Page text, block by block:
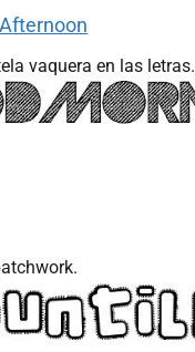
vaquera en las letras.